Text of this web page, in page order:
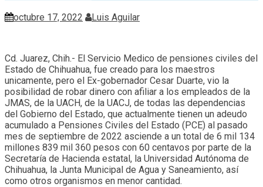
octubre 17, 2022 Luis Aguilar
Cd. Juarez, Chih.- El Servicio Medico de pensiones civiles del
Estado de Chihuahua, fue creado para los maestros
unicamente, pero el Ex-gobernador Cesar Duarte, vio la
posibilidad de robar dinero con afiliar a los empleados de la
JMAS, de la UACH, de la UACJ, de todas las dependencias
del Gobierno del Estado, que actualmente tienen un adeudo
acumulado a Pensiones Civiles del Estado (PCE) al pasado
mes de septiembre de 2022 asciende a un total de 6 mil 134
millones 839 mil 360 pesos con 60 centavos por parte de la
Secretaría de Hacienda estatal, la Universidad Autónoma de
Chihuahua, la Junta Municipal de Agua y Saneamiento, así
como otros organismos en menor cantidad.